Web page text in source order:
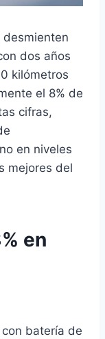
dos años
kilómetros
el 8% de
cifras,
en niveles
mejores del
en
con batería de